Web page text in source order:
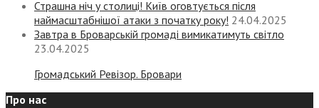
Страшна ніч у столиці! Київ оговтується після
наймасштабнішої атаки з початку року! 24.04.2025
Завтра в Броварській громаді вимикатимуть світло
23.04.2025
Громадський Ревізор. Бровари
Про нас